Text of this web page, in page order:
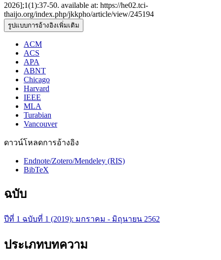
2026];1(1):37-50. available at: https://he02.tci-
thaijo.org/index.php/jkkpho/article/view/245194
รูปแบบการอ้างอิงเพิ่มเติม
ACM
ACS
APA
ABNT
Chicago
Harvard
IEEE
MLA
Turabian
Vancouver
ดาวน์โหลดการอ้างอิง
Endnote/Zotero/Mendeley (RIS)
BibTeX
ฉบับ
ปีที่ 1 ฉบับที่ 1 (2019): มกราคม - มิถุนายน 2562
ประเภทบทความ